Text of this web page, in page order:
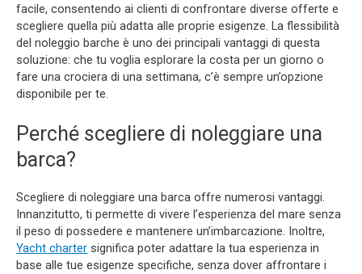
facile, consentendo ai clienti di confrontare diverse offerte e
scegliere quella più adatta alle proprie esigenze. La flessibilità
del noleggio barche è uno dei principali vantaggi di questa
soluzione: che tu voglia esplorare la costa per un giorno o
fare una crociera di una settimana, c’è sempre un’opzione
disponibile per te.
Perché scegliere di noleggiare una
barca?
Scegliere di noleggiare una barca offre numerosi vantaggi.
Innanzitutto, ti permette di vivere l’esperienza del mare senza
il peso di possedere e mantenere un’imbarcazione. Inoltre,
Yacht charter significa poter adattare la tua esperienza in
base alle tue esigenze specifiche, senza dover affrontare i